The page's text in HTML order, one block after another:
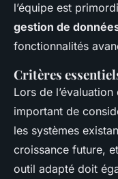
l’équipe est
gestion de
fonctionnalités
Critères
Lors de
important de
les systèmes
croissance future,
outil adapté doit